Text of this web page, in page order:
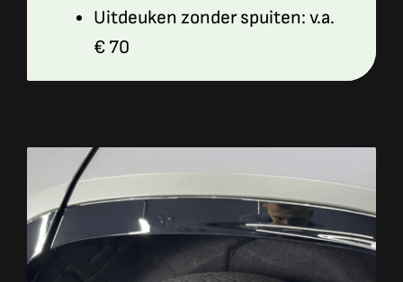
Uitdeuken zonder spuiten: v.a.
€ 70